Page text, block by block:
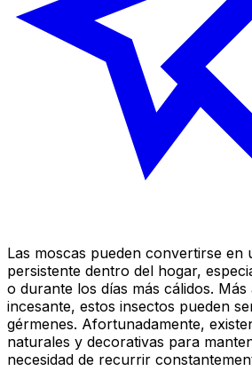
Las moscas pueden convertirse en
persistente dentro del hogar,
o durante los días más cálidos.
incesante, estos insectos pueden
gérmenes. Afortunadamente,
naturales y decorativas para
necesidad de recurrir